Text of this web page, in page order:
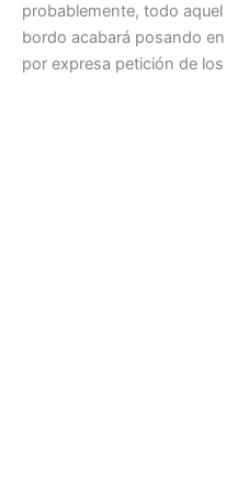
probablemente, todo
bordo acabará posando
por expresa petición de